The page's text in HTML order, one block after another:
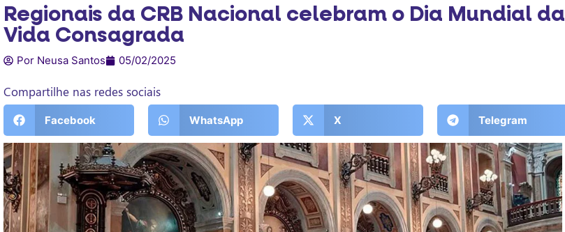
Regionais da CRB Nacional celebram o Dia Mundial da
Vida Consagrada
Por Neusa Santos 05/02/2025
Compartilhe nas redes sociais
Facebook WhatsApp X Telegram